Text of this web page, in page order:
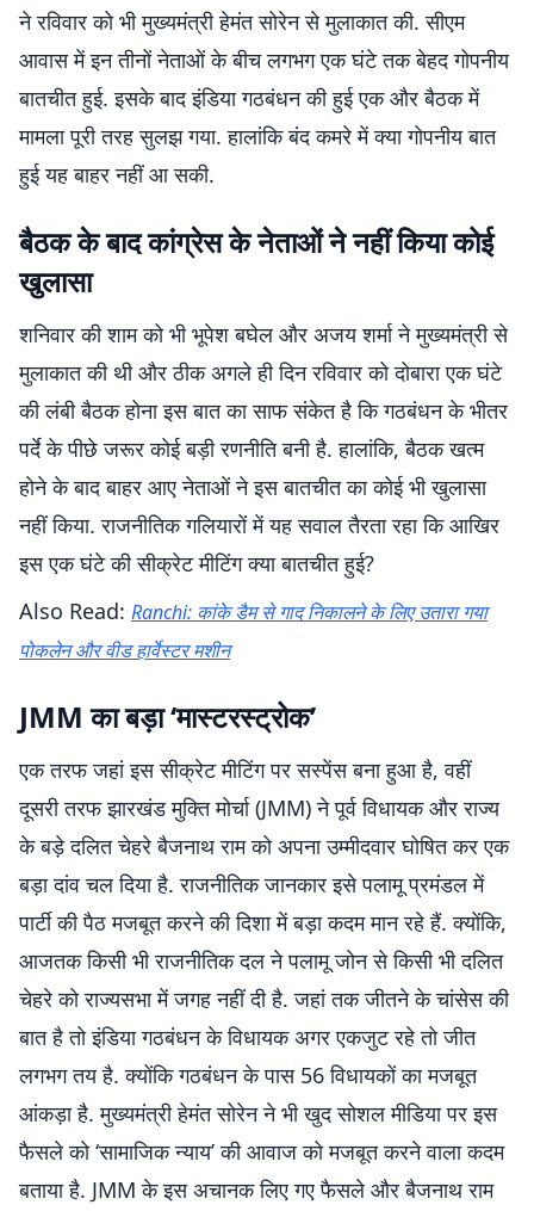
ने रविवार को भी मुख्यमंत्री हेमंत सोरेन से मुलाकात की. सीएम
आवास में इन तीनों नेताओं के बीच लगभग एक घंटे तक बेहद गोपनीय
बातचीत हुई. इसके बाद इंडिया गठबंधन की हुई एक और बैठक में
मामला पूरी तरह सुलझ गया. हालांकि बंद कमरे में क्या गोपनीय बात
हुई यह बाहर नहीं आ सकी.
बैठक के बाद कांग्रेस के नेताओं ने नहीं किया कोई
खुलासा
शनिवार की शाम को भी भूपेश बघेल और अजय शर्मा ने मुख्यमंत्री से
मुलाकात की थी और ठीक अगले ही दिन रविवार को दोबारा एक घंटे
की लंबी बैठक होना इस बात का साफ संकेत है कि गठबंधन के भीतर
पर्दे के पीछे जरूर कोई बड़ी रणनीति बनी है. हालांकि, बैठक खत्म
होने के बाद बाहर आए नेताओं ने इस बातचीत का कोई भी खुलासा
नहीं किया. राजनीतिक गलियारों में यह सवाल तैरता रहा कि आखिर
इस एक घंटे की सीक्रेट मीटिंग क्या बातचीत हुई?
Also Read: Ranchi: कांके डैम से गाद निकालने के लिए उतारा गया
पोकलेन और वीड हार्वेस्टर मशीन
JMM का बड़ा ‘मास्टरस्ट्रोक’
एक तरफ जहां इस सीक्रेट मीटिंग पर सस्पेंस बना हुआ है, वहीं
दूसरी तरफ झारखंड मुक्ति मोर्चा (JMM) ने पूर्व विधायक और राज्य
के बड़े दलित चेहरे बैजनाथ राम को अपना उम्मीदवार घोषित कर एक
बड़ा दांव चल दिया है. राजनीतिक जानकार इसे पलामू प्रमंडल में
पार्टी की पैठ मजबूत करने की दिशा में बड़ा कदम मान रहे हैं. क्योंकि,
आजतक किसी भी राजनीतिक दल ने पलामू जोन से किसी भी दलित
चेहरे को राज्यसभा में जगह नहीं दी है. जहां तक जीतने के चांसेस की
बात है तो इंडिया गठबंधन के विधायक अगर एकजुट रहे तो जीत
लगभग तय है. क्योंकि गठबंधन के पास 56 विधायकों का मजबूत
आंकड़ा है. मुख्यमंत्री हेमंत सोरेन ने भी खुद सोशल मीडिया पर इस
फैसले को ‘सामाजिक न्याय’ की आवाज को मजबूत करने वाला कदम
बताया है. JMM के इस अचानक लिए गए फैसले और बैजनाथ राम